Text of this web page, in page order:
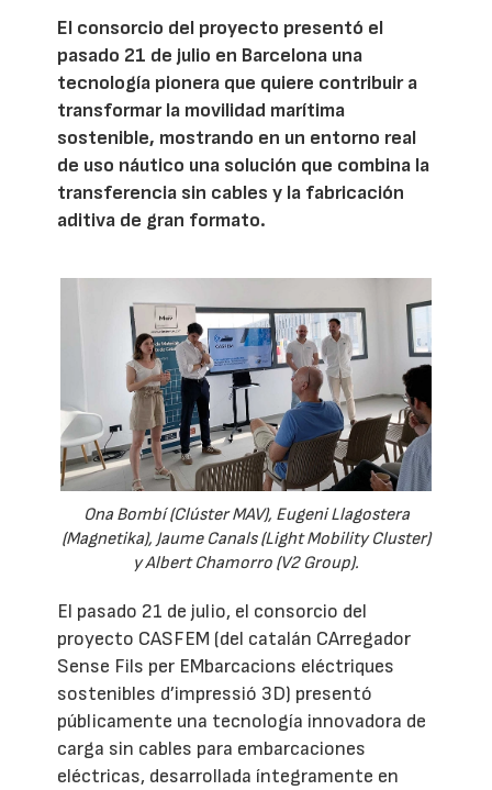
El consorcio del proyecto presentó el
pasado 21 de julio en Barcelona una
tecnología pionera que quiere contribuir a
transformar la movilidad marítima
sostenible, mostrando en un entorno real
de uso náutico una solución que combina la
transferencia sin cables y la fabricación
aditiva de gran formato.
Ona Bombí (Clúster MAV), Eugeni Llagostera
(Magnetika), Jaume Canals (Light Mobility Cluster)
y Albert Chamorro (V2 Group).
El pasado 21 de julio, el consorcio del
proyecto CASFEM (del catalán CArregador
Sense Fils per EMbarcacions eléctriques
sostenibles d’impressió 3D) presentó
públicamente una tecnología innovadora de
carga sin cables para embarcaciones
eléctricas, desarrollada íntegramente en